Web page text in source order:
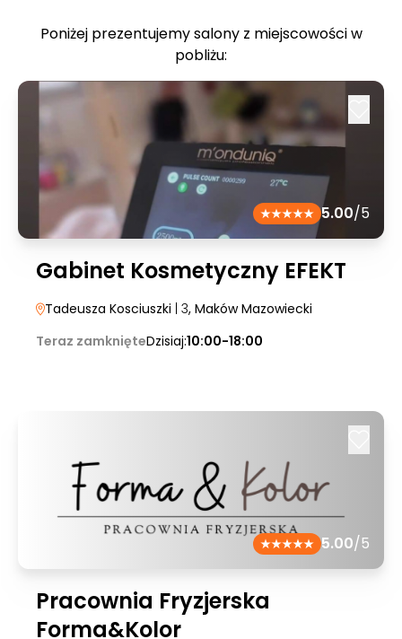
Poniżej prezentujemy salony z miejscowości w
pobliżu:
5.00/5
Gabinet Kosmetyczny EFEKT
Tadeusza Kosciuszki | 3, Maków Mazowiecki
Teraz zamknięteDzisiaj:10:00-18:00
5.00/5
Pracownia Fryzjerska
Forma&Kolor